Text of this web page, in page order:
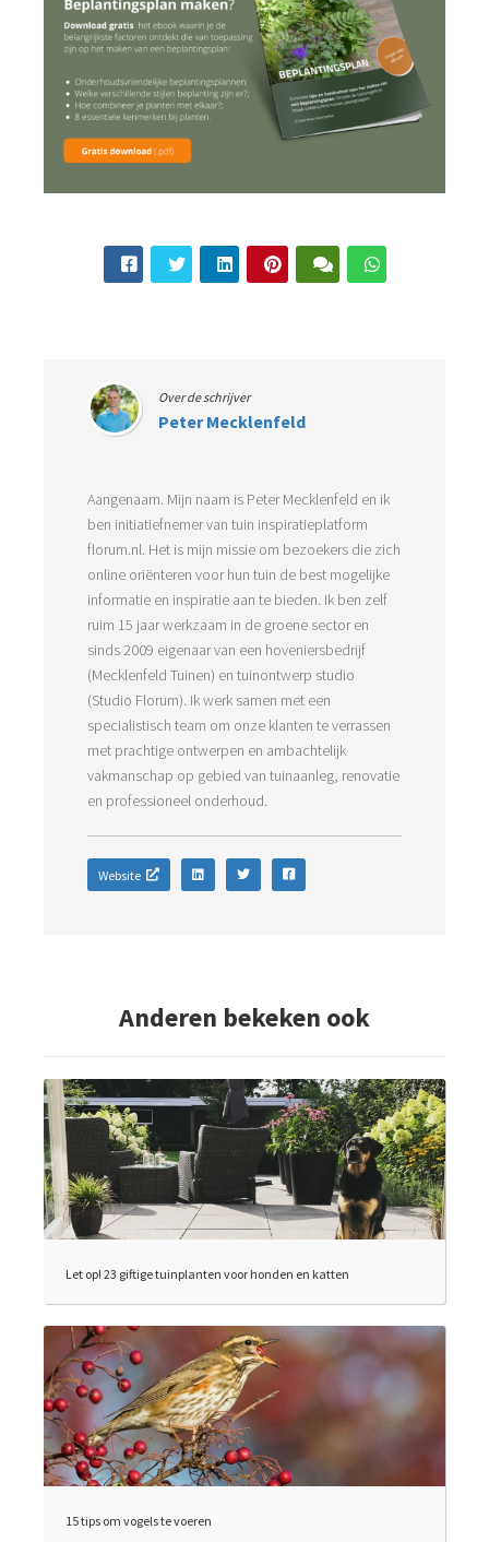
Over de schrijver
Peter Mecklenfeld
Aangenaam. Mijn naam is Peter Mecklenfeld en ik
ben initiatiefnemer van tuin inspiratieplatform
florum.nl. Het is mijn missie om bezoekers die zich
online oriënteren voor hun tuin de best mogelijke
informatie en inspiratie aan te bieden. Ik ben zelf
ruim 15 jaar werkzaam in de groene sector en
sinds 2009 eigenaar van een hoveniersbedrijf
(Mecklenfeld Tuinen) en tuinontwerp studio
(Studio Florum). Ik werk samen met een
specialistisch team om onze klanten te verrassen
met prachtige ontwerpen en ambachtelijk
vakmanschap op gebied van tuinaanleg, renovatie
en professioneel onderhoud.
Website
Anderen bekeken ook
Let op! 23 giftige tuinplanten voor honden en katten
15 tips om vogels te voeren